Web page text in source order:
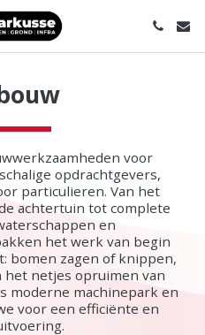
voor
opdrachtgevers,
particulieren. Van het
achtertuin tot complete
en
het werk van begin
bomen zagen of knippen,
netjes opruimen van
moderne machinepark en
voor een efficiënte en